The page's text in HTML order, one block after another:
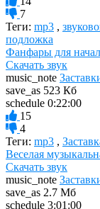
7
Теги: mp3 ,
подложка
Фанфары для
Скачать звук
music_note
save_as 523 Кб
schedule 0:22:00
15
4
Теги: mp3 ,
Веселая
Скачать звук
music_note
save_as 2.7 Мб
schedule 3:01:00